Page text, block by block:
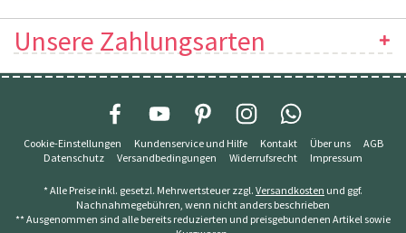
Unsere Zahlungsarten
Cookie-Einstellungen Kundenservice und Hilfe Kontakt Über uns
AGB
Datenschutz
Versandbedingungen Widerrufsrecht Impressum
* Alle Preise inkl. gesetzl. Mehrwertsteuer zzgl. Versandkosten und ggf.
Nachnahmegebühren, wenn nicht anders beschrieben
** Ausgenommen sind alle bereits reduzierten und preisgebundenen Artikel sowie